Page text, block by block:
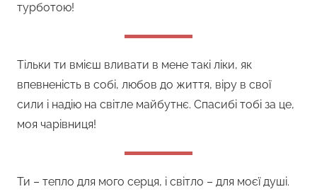
турботою!
Тільки ти вмієш вливати в мене такі ліки, як
впевненість в собі, любов до життя, віру в свої
сили і надію на світле майбутнє. Спасибі тобі за це,
моя чарівниця!
Ти – тепло для мого серця, і світло – для моєї душі.